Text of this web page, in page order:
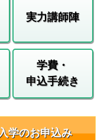
実力講師陣
学費・
申込手続き
学のお申込み